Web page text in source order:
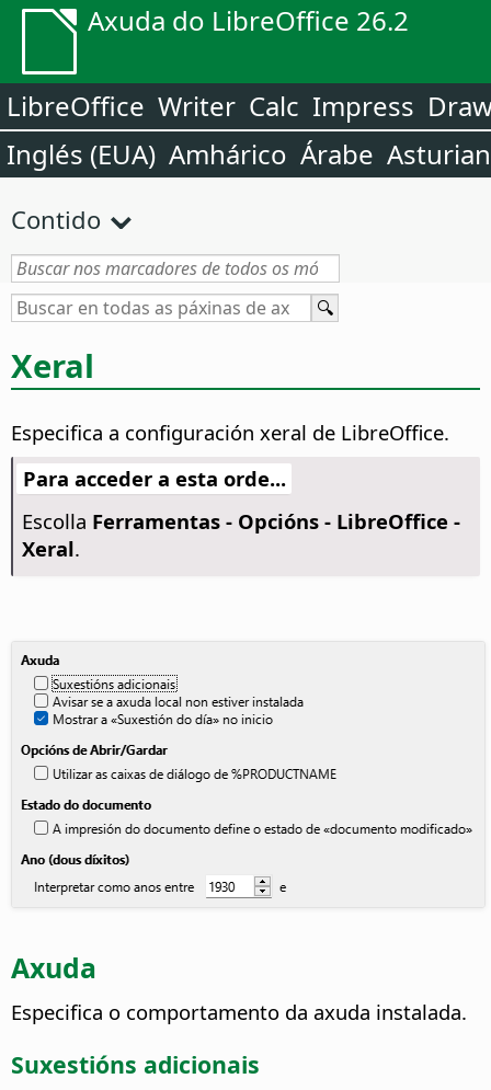
Axuda do LibreOffice 26.2
LibreOffice Writer Calc Impress
Inglés (EUA) Amhárico Árabe
Contido
Xeral
Especifica a configuración xeral de LibreOffice.
Para acceder a esta orde...
Escolla Ferramentas - Opcións- LibreOffice -
Xeral.
Axuda
Especifica o comportamento da axuda instalada.
Suxestións adicionais